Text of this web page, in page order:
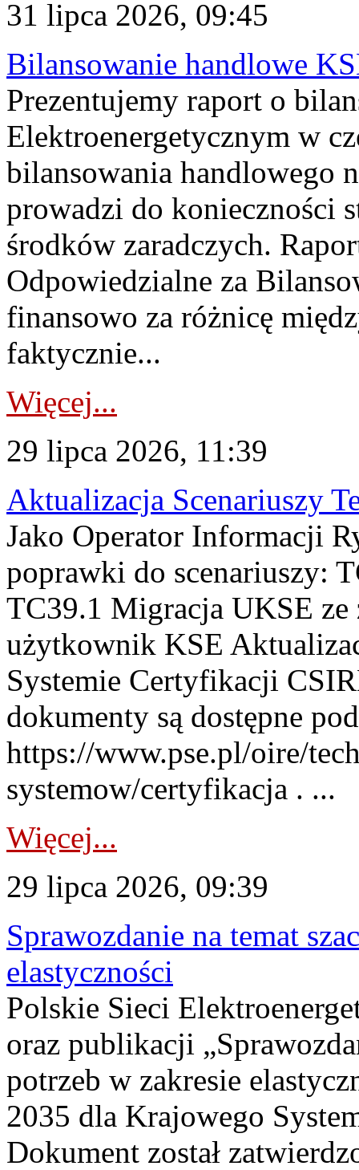
31 lipca 2026, 09:45
Bilansowanie handlowe
Prezentujemy raport o
Elektroenergetycznym w
bilansowania handlowego
prowadzi do konieczności
środków zaradczych.
Odpowiedzialne za
finansowo za różnicę
faktycznie...
Więcej...
29 lipca 2026, 11:39
Aktualizacja Scenariuszy
Jako Operator Informacji
poprawki do scenariuszy:
TC39.1 Migracja UKSE
użytkownik KSE
Systemie Certyfikacji
dokumenty są dostępne
https://www.pse.pl/oire/
systemow/certyfikacja . ...
Więcej...
29 lipca 2026, 09:39
Sprawozdanie na temat
elastyczności
Polskie Sieci
oraz publikacji
potrzeb w zakresie
2035 dla Krajowego
Dokument został